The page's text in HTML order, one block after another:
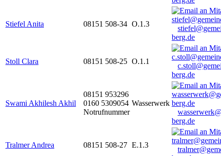
Stiefel Anita 08151 508-34 O.1.3
berg.de
Stoll Clara 08151 508-25 O.1.1
berg.de
Swami Akhilesh Akhil
08151 953296
0160 5309054
Notrufnummer
Wasserwerk
berg.de
Tralmer Andrea 08151 508-27 E.1.3